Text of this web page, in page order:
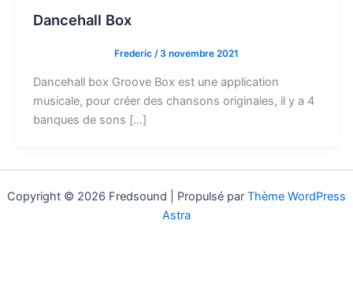
Dancehall Box
Frederic /3 novembre 2021
Dancehall box Groove Box est une application
musicale, pour créer des chansons originales, il y a 4
banques de sons […]
Copyright © 2026 Fredsound | Propulsé par Thème WordPress
Astra